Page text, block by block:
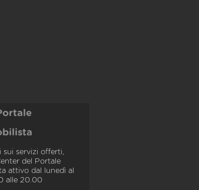
sui servizi offerti,
del Portale
attivo dal lunedì al
alle 20.00